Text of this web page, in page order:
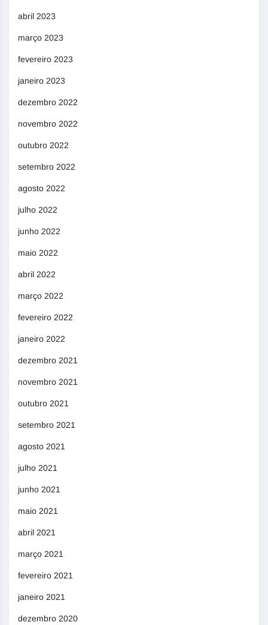
abril 2023
março 2023
fevereiro 2023
janeiro 2023
dezembro 2022
novembro 2022
outubro 2022
setembro 2022
agosto 2022
julho 2022
junho 2022
maio 2022
abril 2022
março 2022
fevereiro 2022
janeiro 2022
dezembro 2021
novembro 2021
outubro 2021
setembro 2021
agosto 2021
julho 2021
junho 2021
maio 2021
abril 2021
março 2021
fevereiro 2021
janeiro 2021
dezembro 2020